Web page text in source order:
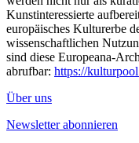
Kunstinteressierte
europäisches Kulturerbe
wissenschaftlichen
sind diese Europeana-
abrufbar: https://
Über uns
Newsletter abonnieren